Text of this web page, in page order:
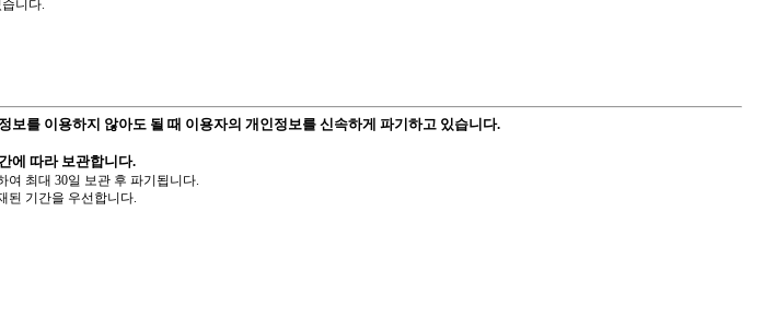
니다.
를 이용하지 않아도 될 때 이용자의 개인정보를 신속하게 파기하고 있습니다.
에 따라 보관합니다.
최대 30일 보관 후 파기됩니다.
된 기간을 우선합니다.